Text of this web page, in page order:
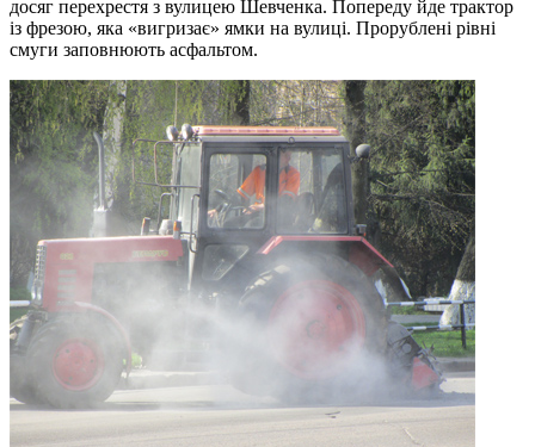
досяг перехрестя з вулицею Шевченка. Попереду йде трактор
із фрезою, яка «вигризає» ямки на вулиці. Прорублені рівні
смуги заповнюють асфальтом.